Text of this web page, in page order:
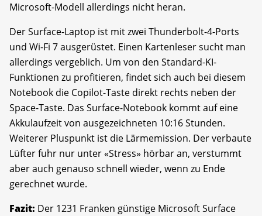
Microsoft-Modell allerdings nicht heran.
Der Surface-Laptop ist mit zwei Thunderbolt-4-Ports
und Wi-Fi 7 ausgerüstet. Einen Kartenleser sucht man
allerdings vergeblich. Um von den Standard-KI-
Funktionen zu profitieren, findet sich auch bei diesem
Notebook die Copilot-Taste direkt rechts neben der
Space-Taste. Das Surface-Notebook kommt auf eine
Akkulaufzeit von ausgezeichneten 10:16 Stunden.
Weiterer Pluspunkt ist die Lärmemission. Der verbaute
Lüfter fuhr nur unter «Stress» hörbar an, verstummt
aber auch genauso schnell wieder, wenn zu Ende
gerechnet wurde.
Fazit: Der 1231 Franken günstige Microsoft Surface